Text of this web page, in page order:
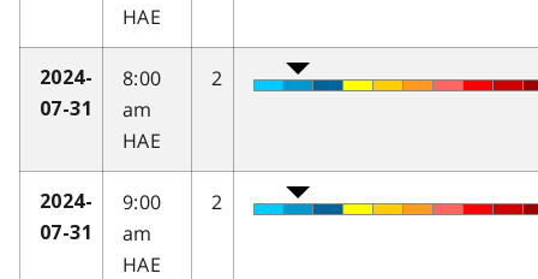
HAE
2024-
07-31
8:00
am
HAE
2
2024-
07-31
9:00
am
HAE
2